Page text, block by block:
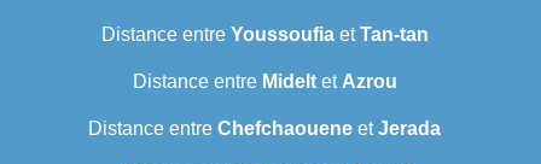
Distance entre YoussoufiaetTan-tan
Distance entre Mideltet Azrou
Distance entre Chefchaouene etJerada